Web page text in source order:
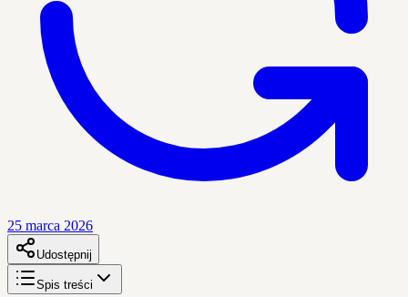
25 marca 2026
Udostępnij
Spis treści